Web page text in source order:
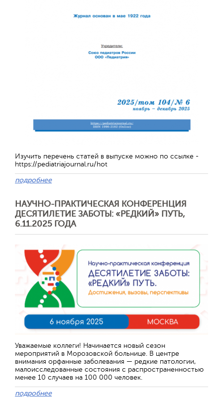
Изучить перечень статей в выпуске можно по ссылке -
https://pediatriajournal.ru/hot
подробнее
НАУЧНО-ПРАКТИЧЕСКАЯ КОНФЕРЕНЦИЯ
ДЕСЯТИЛЕТИЕ ЗАБОТЫ: «РЕДКИЙ» ПУТЬ,
6.11.2025 ГОДА
Уважаемые коллеги! Начинается новый сезон
мероприятий в Морозовской больнице. В центре
внимания орфанные заболевания — редкие патологии,
малоисследованные состояния с распространенностью
менее 10 случаев на 100 000 человек.
подробнее
Отправить